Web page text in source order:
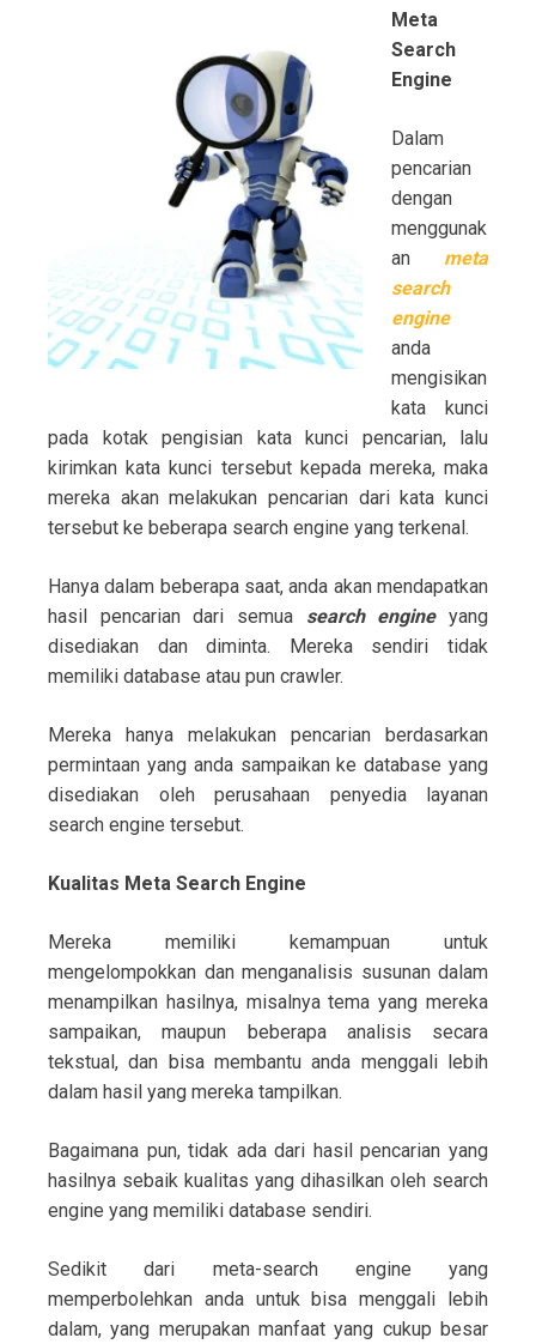
Meta
Search
Engine
Dalam
pencarian
dengan
menggunak
an meta
search
engine
anda
mengisikan
kata kunci
pada kotak pengisian kata kunci pencarian, lalu
kirimkan kata kunci tersebut kepada mereka, maka
mereka akan melakukan pencarian dari kata kunci
tersebut ke beberapa search engine yang terkenal.
Hanya dalam beberapa saat, anda akan mendapatkan
hasil pencarian dari semua search engineyang
disediakan dan diminta. Mereka sendiri tidak
memiliki database atau pun crawler.
Mereka hanya melakukan pencarian berdasarkan
permintaan yang anda sampaikan ke database yang
disediakan oleh perusahaan penyedia layanan
search engine tersebut.
Kualitas Meta Search Engine
Mereka memiliki kemampuan untuk
mengelompokkan dan menganalisis susunan dalam
menampilkan hasilnya, misalnya tema yang mereka
sampaikan, maupun beberapa analisis secara
tekstual, dan bisa membantu anda menggali lebih
dalam hasil yang mereka tampilkan.
Bagaimana pun, tidak ada dari hasil pencarian yang
hasilnya sebaik kualitas yang dihasilkan oleh search
engine yang memiliki database sendiri.
Sedikit dari meta-search engine yang
memperbolehkan anda untuk bisa menggali lebih
dalam, yang merupakan manfaat yang cukup besar